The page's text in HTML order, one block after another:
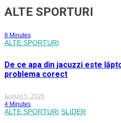
ALTE SPORTURI
8 Minutes
ALTE SPORTURI
De ce apa din jacuzzi este
problema corect
august 5, 2026
4 Minutes
ALTE SPORTURI SLIDER